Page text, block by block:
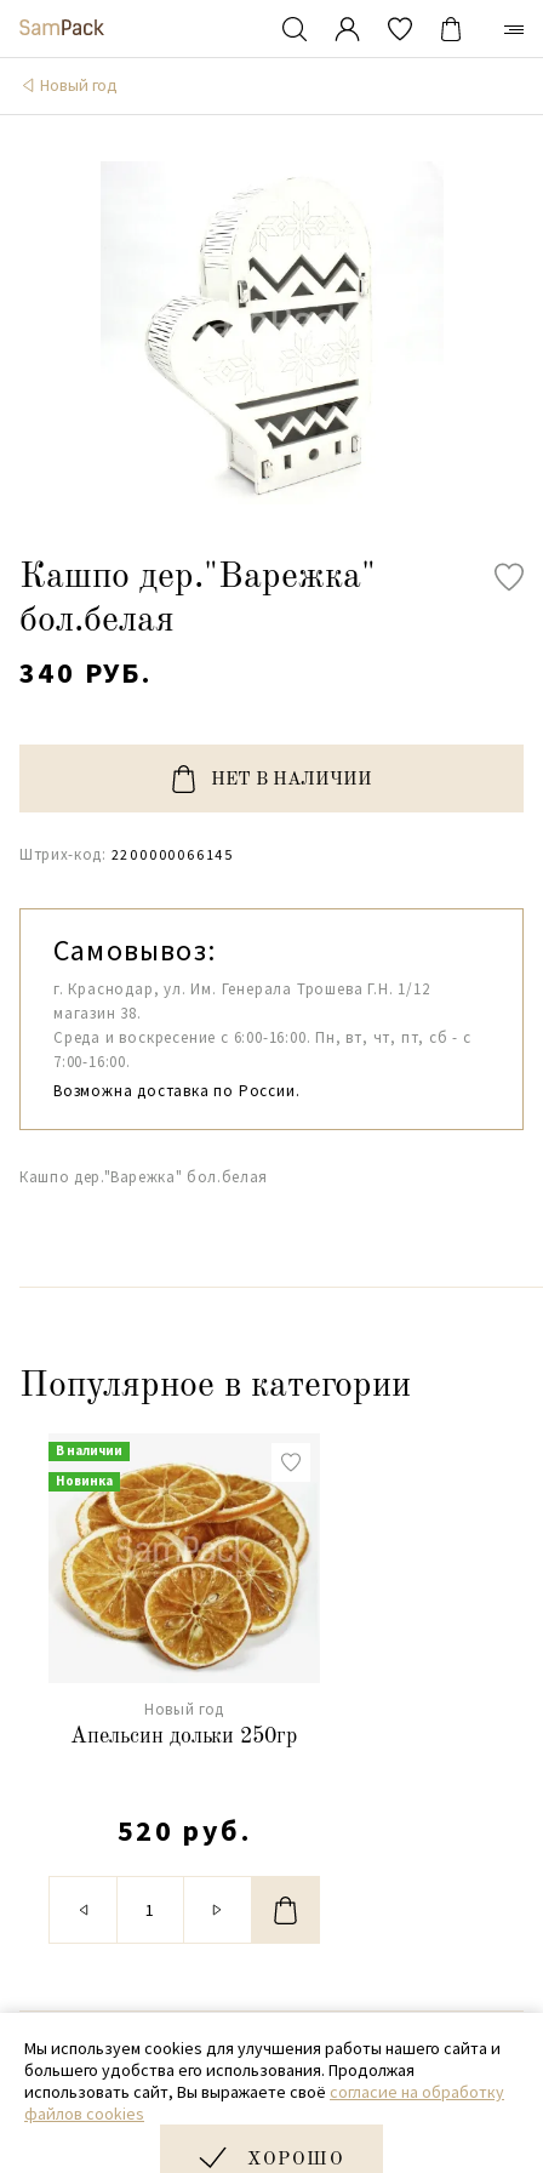
Новый год
Кашпо дер."Варежка"
бол.белая
340 РУБ.
НЕТ В НАЛИЧИИ
Штрих-код: 2200000066145
Самовывоз:
г. Краснодар, ул. Им. Генерала Трошева Г.Н. 1/12
магазин 38.
Среда и воскресение с 6:00-16:00. Пн, вт, чт, пт, сб - с
7:00-16:00.
Возможна доставка по России.
Кашпо дер."Варежка" бол.белая
Популярное в категории
В наличии
Новинка
Новый год
Апельсин дольки 250гр
520 руб.
© 2020 - 2026 SamPack
+ 7 (918) 699-97-87
zakaz@sampack.store
Мы используем cookies для улучшения работы нашего сайта и
большего удобства его использования. Продолжая
использовать сайт, Вы выражаете своё согласие на обработку
файлов cookies
ХОРОШО